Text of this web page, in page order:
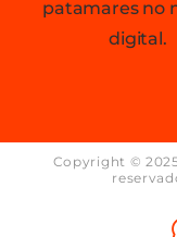
patamares no
digital.
Copyright ©